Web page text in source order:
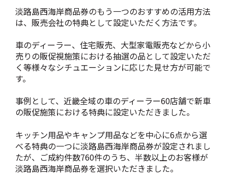
淡路島西海岸商品券のもう一つのおすすめの活用方法
は、販売会社の特典として設定いただく方法です。
車のディーラー、住宅販売、大型家電販売などから小
売りの販促視施策における抽選の品として設定いただ
く等様々なシチュエーションに応じた見せ方が可能で
す。
事例として、近畿全域の車のディーラー60店舗で新車
の販促施策における特典に設定いただきました。
キッチン用品やキャンプ用品などを中心に6点から選
べる特典の一つに淡路島西海岸商品券が設定されまし
たが、ご成約件数760件のうち、半数以上のお客様が
淡路島西海岸商品券を選択いただきました。